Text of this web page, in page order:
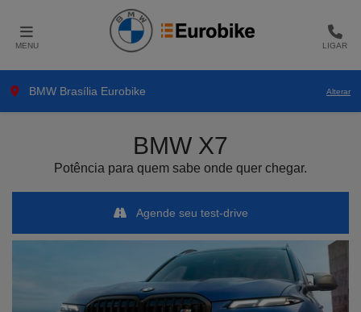
MENU LIGAR
BMW Brasília Eurobike Alterar
BMW X7
Potência para quem sabe onde quer chegar.
Agende seu test-drive